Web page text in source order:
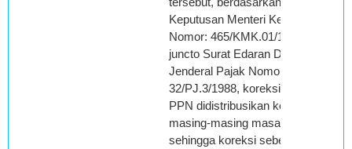
Keputusan Menteri Keuangan
Nomor: 465/KMK.01/1987
juncto Surat Edaran Direktur
Jenderal Pajak Nomor: SE-
32/PJ.3/1988, koreksi DPP
PPN didistribusikan ke
masing-masing masa pajak,
sehingga koreksi sebesar